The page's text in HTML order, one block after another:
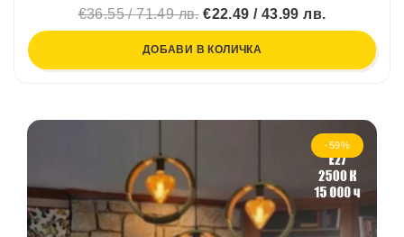
€36.55 / 71.49 лв.€22.49 / 43.99 лв.
ДОБАВИ В КОЛИЧКА
-59%